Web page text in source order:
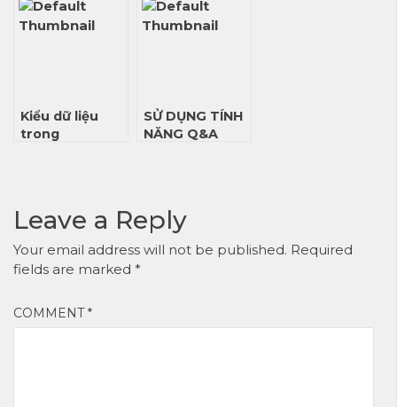
SQL
Operation)
trong
Kiểu dữ liệu
trong
SỬ DỤNG TÍNH
NĂNG Q&A
Leave a Reply
Your email address will not be published. Required
fields are marked *
COMMENT*